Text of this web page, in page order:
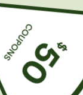
&